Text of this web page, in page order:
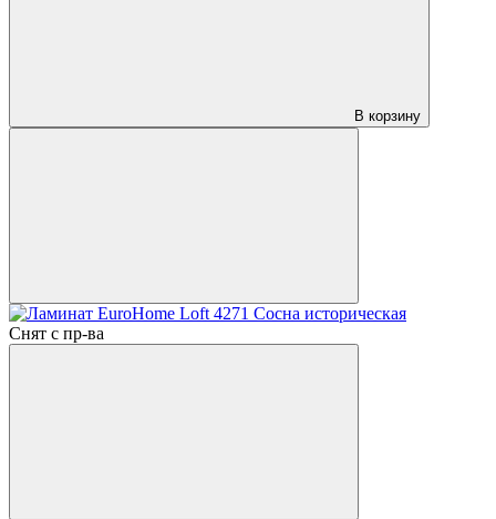
В корзину
Снят с пр-ва